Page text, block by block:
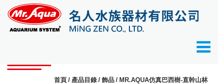
首頁 產品目錄 飾品 MR.AQUA仿真巴西樹-直幹山林